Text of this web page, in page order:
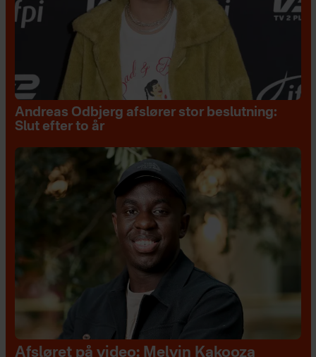
Andreas Odbjerg afslører stor beslutning:
Slut efter to år
Afsløret på video: Melvin Kakooza